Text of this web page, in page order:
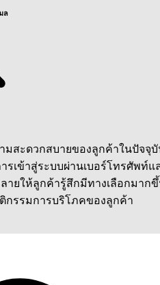
ล
มสะดวกสบายของลูกค้าในปัจจุ
รเข้าสู่ระบบผ่านเบอร์โทรศัพท์แ
ายให้ลูกค้ารู้สึกมีทางเลือกมาก
กรรมการบริโภคของลูกค้า